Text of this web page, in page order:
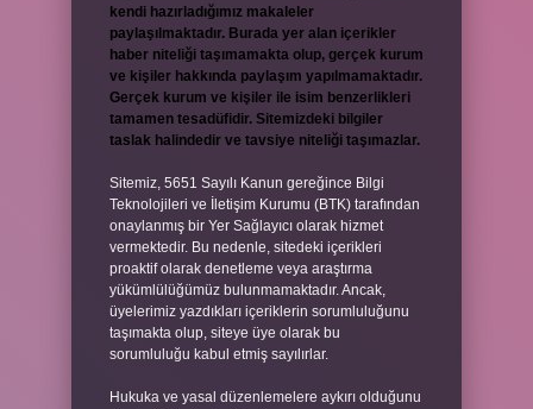
kendi hazırladığımız makaleler
paylaşılmaktadır. Burada yer alan içerikler
haber niteliği taşımamakta olup, gerçek kurum
ve kişiler hakkında paylaşım yapılmamaktadır.
Gerçek kurum ve kişiler ile isim benzerlikleri
tamamen tesadüfidir. Sitemizdeki bilgiler
taslak halindedir ve tavsiye niteliği taşımazlar.
Sitemiz, 5651 Sayılı Kanun gereğince Bilgi
Teknolojileri ve İletişim Kurumu (BTK) tarafından
onaylanmış bir Yer Sağlayıcı olarak hizmet
vermektedir. Bu nedenle, sitedeki içerikleri
proaktif olarak denetleme veya araştırma
yükümlülüğümüz bulunmamaktadır. Ancak,
üyelerimiz yazdıkları içeriklerin sorumluluğunu
taşımakta olup, siteye üye olarak bu
sorumluluğu kabul etmiş sayılırlar.
Hukuka ve yasal düzenlemelere aykırı olduğunu